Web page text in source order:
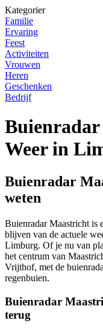
Kategorier
Familie
Ervaring
Feest
Activiteiten
Vrouwen
Heren
Geschenken
Bedrijf
Weer in
Buienradar
weten
Buienradar Maastricht is
blijven van de actuele
Limburg. Of je nu van
het centrum van
Vrijthof, met de
regenbuien.
Buienradar
terug